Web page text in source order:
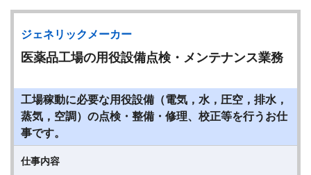
ジェネリックメーカー
医薬品工場の用役設備点検・メンテナンス業務
工場稼動に必要な用役設備（電気，水，圧空，排水，
蒸気，空調）の点検・整備・修理、校正等を行うお仕
事です。
仕事内容